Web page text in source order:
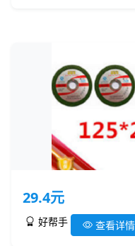
29.4元
好帮手 查看详情